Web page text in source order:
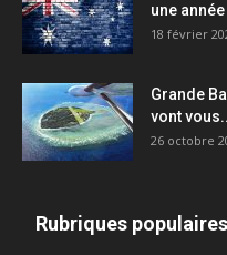
une
18 février
Grande
vont
26 octobre
Rubriques populaires